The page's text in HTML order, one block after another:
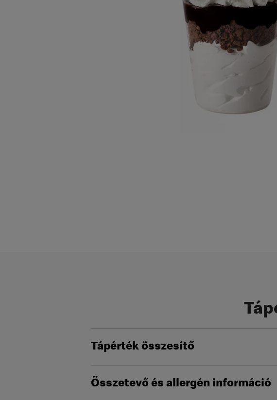
Tápérték összesítő
Összetevő és allergén információ